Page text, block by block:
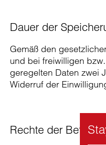
Dauer der
Gemäß den
und bei freiwilligen
geregelten Daten zwei
Widerruf der
Rechte der